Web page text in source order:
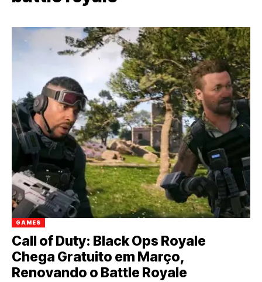
GAMES
Call of Duty: Black Ops Royale
Chega Gratuito em Março,
Renovando o Battle Royale